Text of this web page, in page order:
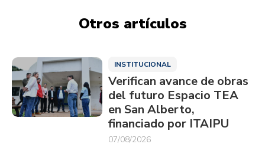
Otros artículos
INSTITUCIONAL
Verifican avance de obras
del futuro Espacio TEA
en San Alberto,
financiado por ITAIPU
07/08/2026